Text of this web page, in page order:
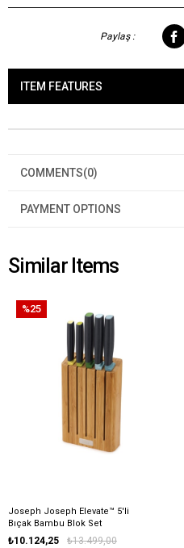
Paylaş :
ITEM FEATURES
COMMENTS(0)
PAYMENT OPTIONS
Similar Items
Joseph Joseph Elevate™ 5'li
Bıçak Bambu Blok Set
₺10.124,25 ₺13.499,00
%25